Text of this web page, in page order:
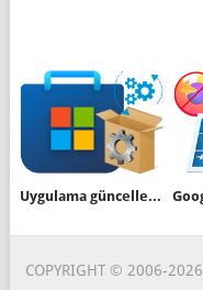
Uygulama güncellenemiyor Hatasının çözümü
COPYRIGHT © 2006-2026